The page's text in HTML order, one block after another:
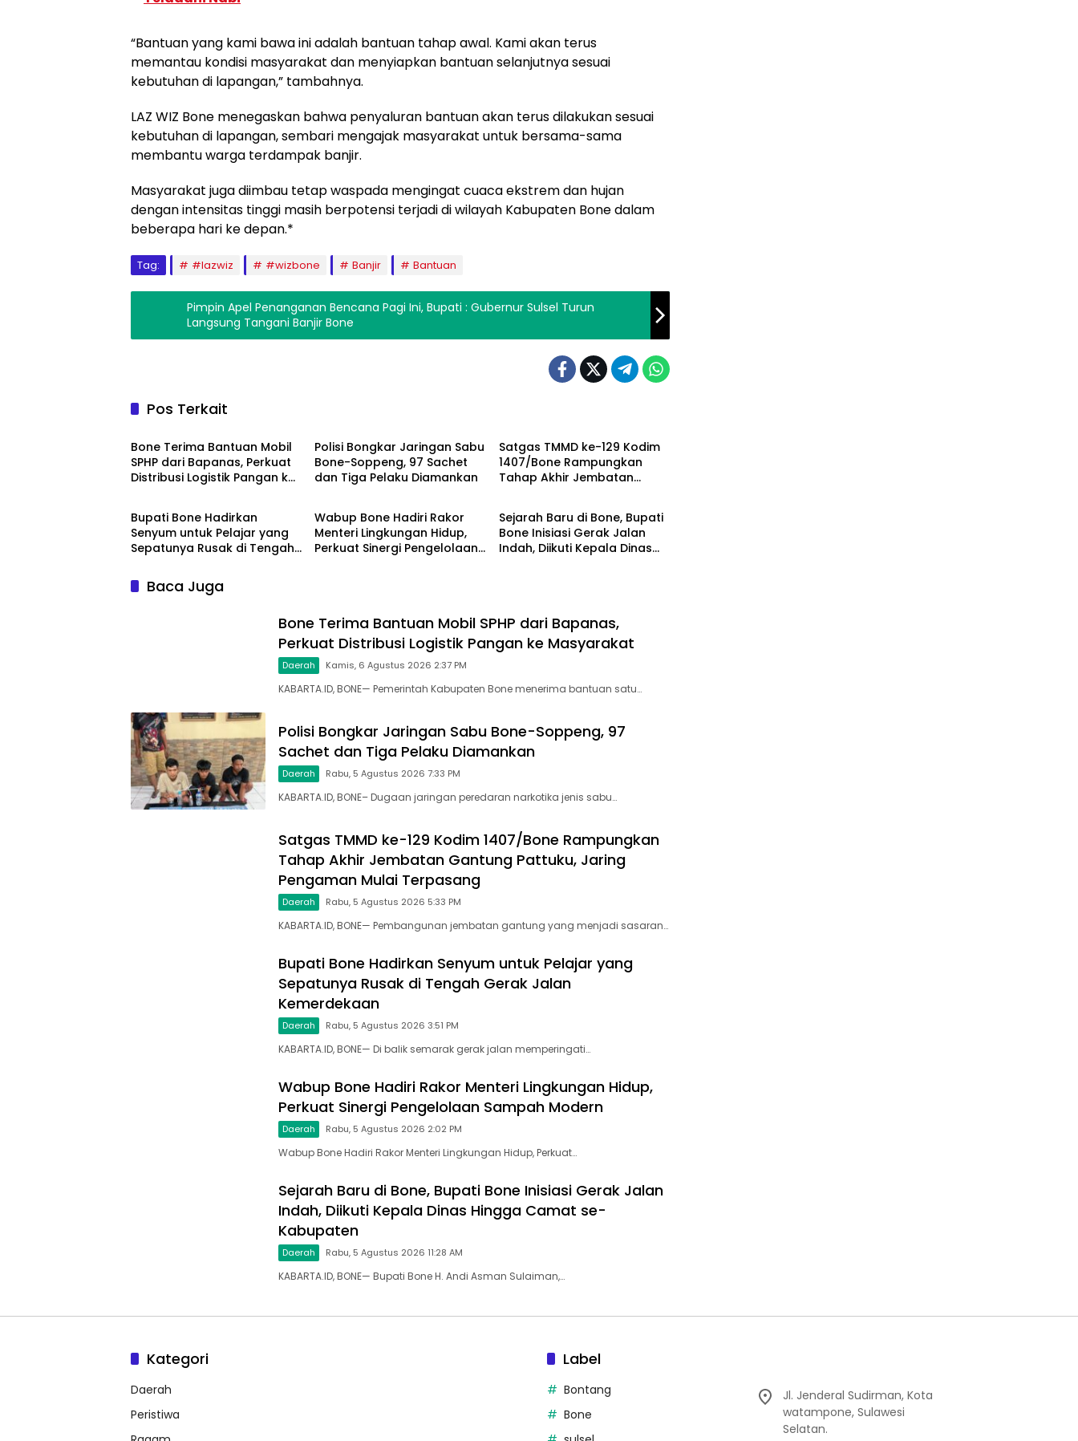
“Bantuan yang kami bawa ini adalah bantuan tahap awal. Kami akan terus
memantau kondisi masyarakat dan menyiapkan bantuan selanjutnya sesuai
kebutuhan di lapangan,” tambahnya.
LAZ WIZ Bone menegaskan bahwa penyaluran bantuan akan terus dilakukan sesuai
kebutuhan di lapangan, sembari mengajak masyarakat untuk bersama-sama
membantu warga terdampak banjir.
Masyarakat juga diimbau tetap waspada mengingat cuaca ekstrem dan hujan
dengan intensitas tinggi masih berpotensi terjadi di wilayah Kabupaten Bone dalam
beberapa hari ke depan.*
Tag: #lazwiz #wizbone Banjir Bantuan
Pimpin Apel Penanganan Bencana Pagi Ini, Bupati : Gubernur Sulsel Turun
Langsung Tangani Banjir Bone
Pos Terkait
Daerah
Bone Terima Bantuan Mobil
SPHP dari Bapanas, Perkuat
Distribusi Logistik Pangan ke
Polisi Bongkar Jaringan Sabu
Bone-Soppeng, 97 Sachet
dan Tiga Pelaku Diamankan
Satgas TMMD ke-129 Kodim
1407/Bone Rampungkan
Tahap Akhir Jembatan
Daerah
Bupati Bone Hadirkan
Senyum untuk Pelajar yang
Sepatunya Rusak di Tengah
Daerah
Wabup Bone Hadiri Rakor
Menteri Lingkungan Hidup,
Perkuat Sinergi Pengelolaan
Daerah
Sejarah Baru di Bone, Bupati
Bone Inisiasi Gerak Jalan
Indah, Diikuti Kepala Dinas
Baca Juga
Bone Terima Bantuan Mobil SPHP dari Bapanas,
Perkuat Distribusi Logistik Pangan ke Masyarakat
Daerah Kamis, 6 Agustus 2026 2:37 PM
KABARTA.ID, BONE— Pemerintah Kabupaten Bone menerima bantuan satu…
Polisi Bongkar Jaringan Sabu Bone-Soppeng, 97
Sachet dan Tiga Pelaku Diamankan
Daerah Rabu, 5 Agustus 2026 7:33 PM
KABARTA.ID, BONE– Dugaan jaringan peredaran narkotika jenis sabu…
Satgas TMMD ke-129 Kodim 1407/Bone Rampungkan
Tahap Akhir Jembatan Gantung Pattuku, Jaring
Pengaman Mulai Terpasang
Daerah Rabu, 5 Agustus 2026 5:33 PM
KABARTA.ID, BONE— Pembangunan jembatan gantung yang menjadi sasaran…
Bupati Bone Hadirkan Senyum untuk Pelajar yang
Sepatunya Rusak di Tengah Gerak Jalan
Kemerdekaan
Daerah Rabu, 5 Agustus 2026 3:51 PM
KABARTA.ID, BONE— Di balik semarak gerak jalan memperingati…
Wabup Bone Hadiri Rakor Menteri Lingkungan Hidup,
Perkuat Sinergi Pengelolaan Sampah Modern
Daerah Rabu, 5 Agustus 2026 2:02 PM
Wabup Bone Hadiri Rakor Menteri Lingkungan Hidup, Perkuat…
Sejarah Baru di Bone, Bupati Bone Inisiasi Gerak Jalan
Indah, Diikuti Kepala Dinas Hingga Camat se-
Kabupaten
Daerah Rabu, 5 Agustus 2026 11:28 AM
KABARTA.ID, BONE— Bupati Bone H. Andi Asman Sulaiman,…
Kategori
Daerah
Peristiwa
Label
Bontang
Bone
Jl. Jenderal Sudirman, Kota
watampone, Sulawesi
Selatan.